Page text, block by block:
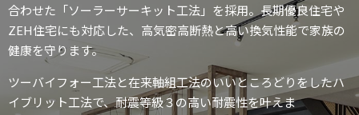
合わせた「ソーラーサーキット工法」を採用。長期優良住宅や
ZEH住宅にも対応した、高気密高断熱と高い換気性能で家族の
健康を守ります。
ツーバイフォー工法と在来軸組工法のいいところどりをしたハ
イブリット工法で、耐震等級３の高い耐震性を叶えま